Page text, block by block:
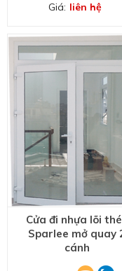
Giá: liên hệ
Cửa đi nhựa lõi
Sparlee mở quay
cánh